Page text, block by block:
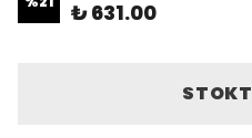
₺ 631.00